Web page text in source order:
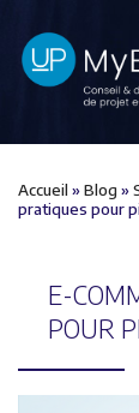
Accueil »Blog »
pratiques pour
E-
POUR